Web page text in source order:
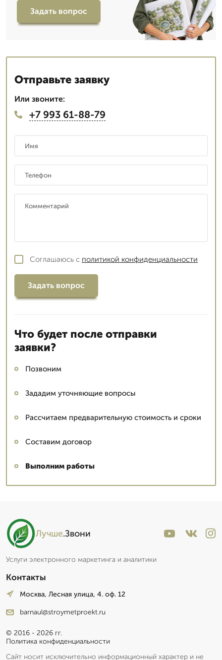
Задать вопрос
Отправьте заявку
Или звоните:
+7 993 61-88-79
Соглашаюсь с политикой конфиденциальности
Задать вопрос
Что будет после отправки
заявки?
Позвоним
Зададим уточняющие вопросы
Рассчитаем предварительную стоимость и сроки
Составим договор
Выполним работы
Лучше.Звони
Услуги электронного маркетинга и аналитики
Контакты
Москва, Лесная улица, 4. оф. 12
barnaul@stroymetproekt.ru
© 2016 - 2026 гг.
Политика конфиденциальности
Сайт носит исключительно информационный характер и не